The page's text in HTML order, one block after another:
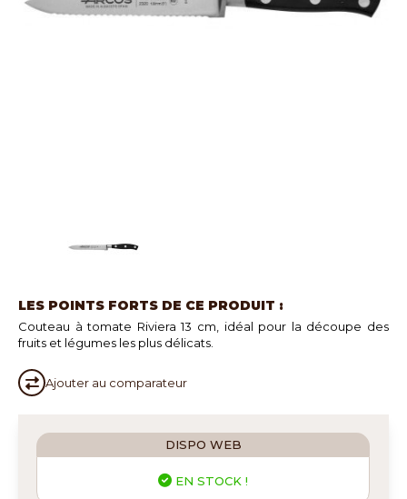
LES POINTS FORTS DE CE PRODUIT :
Couteau à tomate Riviera 13 cm, idéal pour la découpe des
fruits et légumes les plus délicats.
Ajouter au comparateur
DISPO WEB
EN STOCK !